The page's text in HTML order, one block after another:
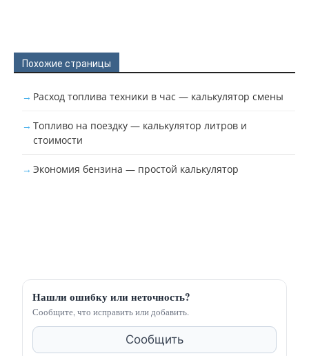
Похожие страницы
Расход топлива техники в час — калькулятор смены
Топливо на поездку — калькулятор литров и
стоимости
Экономия бензина — простой калькулятор
Нашли ошибку или неточность?
Сообщите, что исправить или добавить.
Сообщить